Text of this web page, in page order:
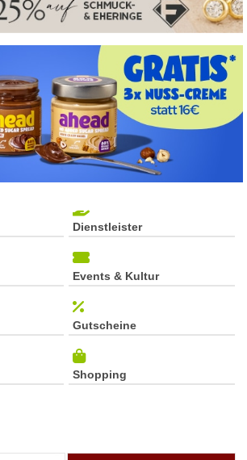
Dienstleister
Events & Kultur
Gutscheine
Shopping